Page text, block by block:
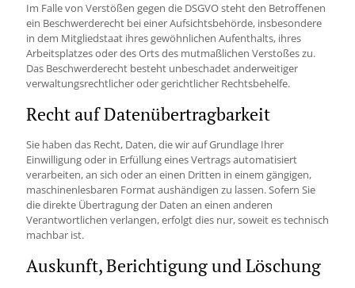
Im Falle von Verstößen gegen die DSGVO steht den Betroffenen
ein Beschwerderecht bei einer Aufsichtsbehörde, insbesondere
in dem Mitgliedstaat ihres gewöhnlichen Aufenthalts, ihres
Arbeitsplatzes oder des Orts des mutmaßlichen Verstoßes zu.
Das Beschwerderecht besteht unbeschadet anderweitiger
verwaltungsrechtlicher oder gerichtlicher Rechtsbehelfe.
Recht auf Daten­übertrag­barkeit
Sie haben das Recht, Daten, die wir auf Grundlage Ihrer
Einwilligung oder in Erfüllung eines Vertrags automatisiert
verarbeiten, an sich oder an einen Dritten in einem gängigen,
maschinenlesbaren Format aushändigen zu lassen. Sofern Sie
die direkte Übertragung der Daten an einen anderen
Verantwortlichen verlangen, erfolgt dies nur, soweit es technisch
machbar ist.
Auskunft, Berichtigung und Löschung